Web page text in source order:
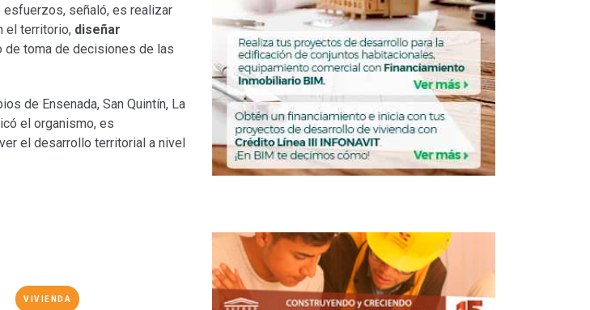
señaló, es realizar
el territorio, diseñar
toma de decisiones de las
de Ensenada, San Quintín, La
el organismo, es
el desarrollo territorial a nivel
VIVIENDA